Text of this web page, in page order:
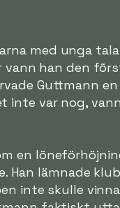
med unga
vann han den
Guttmann
inte var nog,
en
Han lämnade
inte skulle